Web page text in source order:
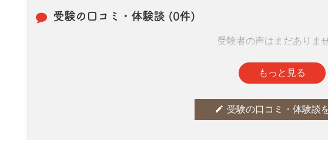
受験の口コミ・体験談 (0件)
受験者の声はまだありませ
もっと見る
edit 受験の口コミ・体験談